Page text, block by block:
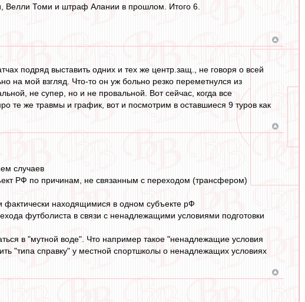
Велли Томи и штраф Алании в прошлом. Итого 6.
подряд выставить одних и тех же центр.защ., не говоря о всей
на мой взгляд. Что-то он уж больно резко переметнулся из
не супер, но и не провальной. Вот сейчас, когда все
те же травмы и график, вот и посмотрим в оставшиеся 9 туров как
случаев
РФ по причинам, не связанным с переходом (трансфером)
находящимися в одном субъекте рФ
футболиста в связи с ненадлежащими условиями подготовки
в "мутной воде". Что например такое "ненадлежащие условия
"типа справку" у местной спортшколы о ненадлежащих условиях